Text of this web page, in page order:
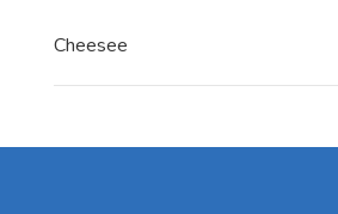
Cheesee